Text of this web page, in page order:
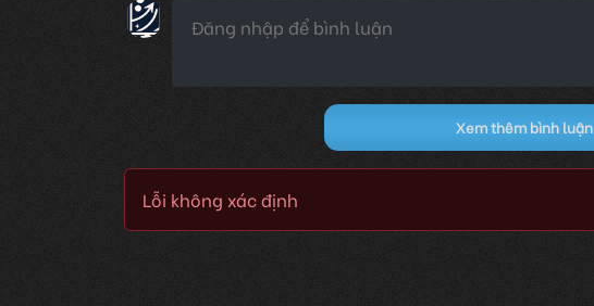
Xem thêm bình luận
Lỗi không xác định